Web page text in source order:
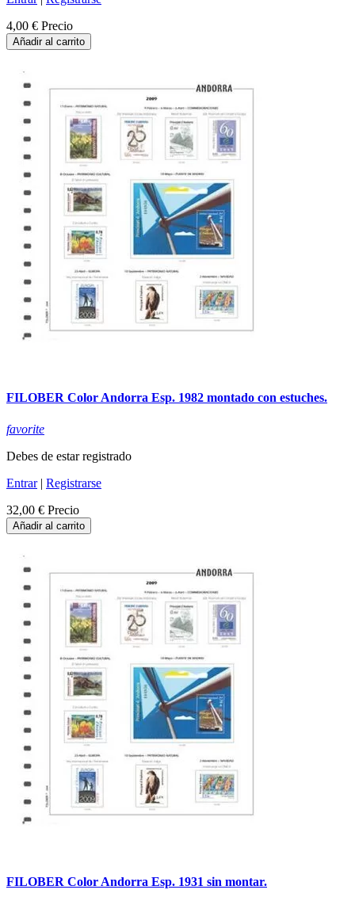
4,00 € Precio
Añadir al carrito
FILOBER Color Andorra Esp. 1982 montado con estuches.
favorite
Debes de estar registrado
Entrar| Registrarse
32,00 € Precio
Añadir al carrito
FILOBER Color Andorra Esp. 1931 sin montar.